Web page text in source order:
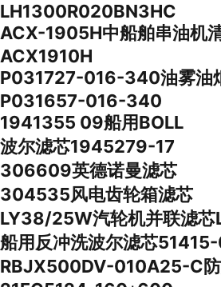
LH1300R020BN3HC
ACX-1905H中船舶串油机
ACX1910H
P031727-016-340油雾油
P031657-016-340
1941355 09船用BOLL
波尔滤芯1945279-17
306609英德诺曼滤芯
304535风电齿轮箱滤芯
LY38/25W汽轮机并联滤
船用反冲洗波尔滤芯
RBJX500DV-010A25-C防